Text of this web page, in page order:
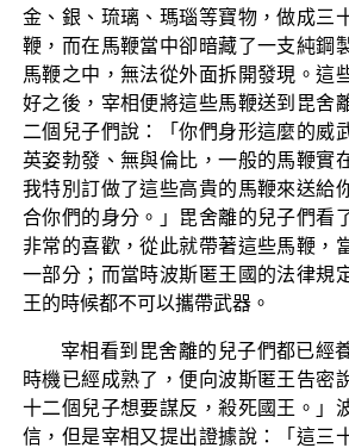
金、銀、琉璃、瑪瑙等寶物，做成三
鞭，而在馬鞭當中卻暗藏了一支純鋼
馬鞭之中，無法從外面拆開發現。這
好之後，宰相便將這些馬鞭送到毘舍
二個兒子們說：「你們身形這麼的威
英姿勃發、無與倫比，一般的馬鞭實
我特別訂做了這些高貴的馬鞭來送給
合你們的身分。」毘舍離的兒子們看
非常的喜歡，從此就帶著這些馬鞭，
一部分；而當時波斯匿王國的法律規
王的時候都不可以攜帶武器。
宰相看到毘舍離的兒子們都已經
時機已經成熟了，便向波斯匿王告密
十二個兒子想要謀反，殺死國王。」
信，但是宰相又提出證據說：「這三